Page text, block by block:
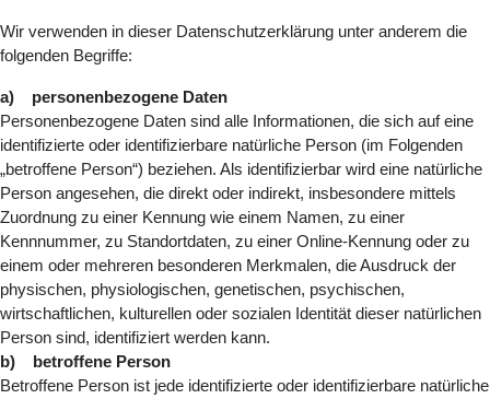
Wir verwenden in dieser Datenschutzerklärung unter anderem die
folgenden Begriffe:
a) personenbezogene Daten
Personenbezogene Daten sind alle Informationen, die sich auf eine
identifizierte oder identifizierbare natürliche Person (im Folgenden
„betroffene Person“) beziehen. Als identifizierbar wird eine natürliche
Person angesehen, die direkt oder indirekt, insbesondere mittels
Zuordnung zu einer Kennung wie einem Namen, zu einer
Kennnummer, zu Standortdaten, zu einer Online-Kennung oder zu
einem oder mehreren besonderen Merkmalen, die Ausdruck der
physischen, physiologischen, genetischen, psychischen,
wirtschaftlichen, kulturellen oder sozialen Identität dieser natürlichen
Person sind, identifiziert werden kann.
b) betroffene Person
Betroffene Person ist jede identifizierte oder identifizierbare natürliche